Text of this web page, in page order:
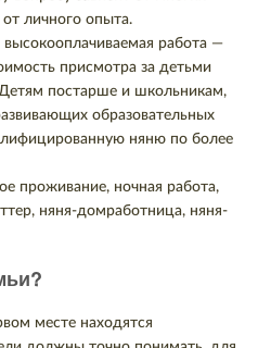
личного опыта.
высокооплачиваемая работа —
присмотра за детьми
постарше и школьникам,
образовательных
няню по более
проживание, ночная работа,
няня-домработница, няня-
месте находятся